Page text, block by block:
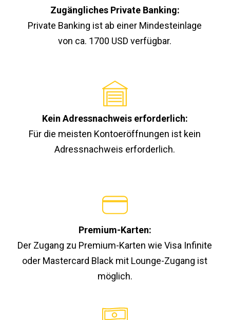
Zugängliches Private Banking:
Private Banking ist ab einer Mindesteinlage
von ca. 1700 USD verfügbar.
Kein Adressnachweis erforderlich:
Für die meisten Kontoeröffnungen ist kein
Adressnachweis erforderlich.
Premium-Karten:
Der Zugang zu Premium-Karten wie Visa Infinite
oder Mastercard Black mit Lounge-Zugang ist
möglich.